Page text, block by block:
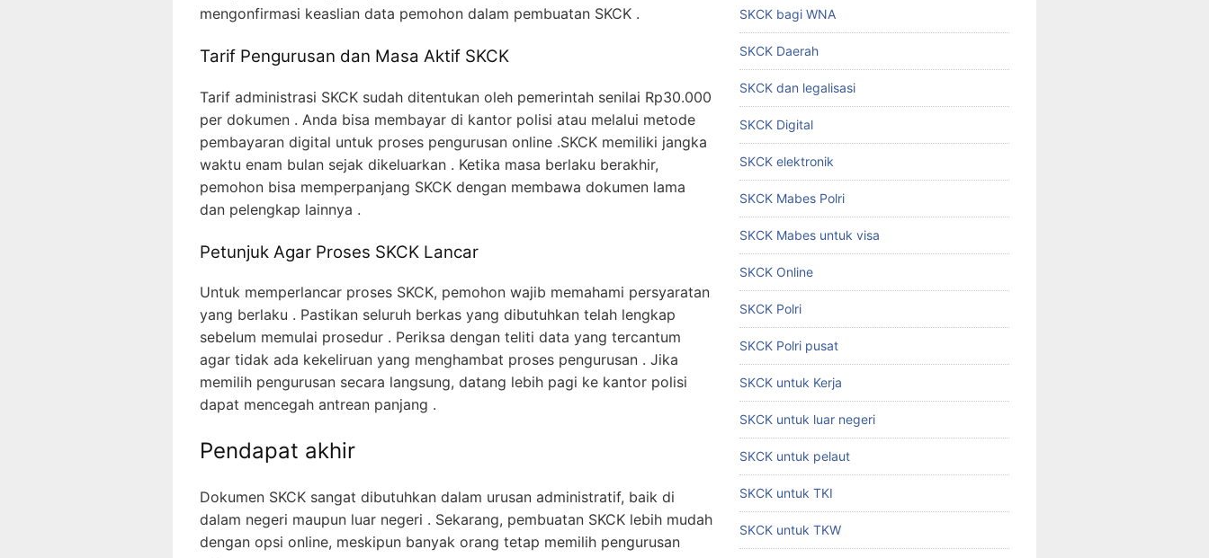
mengonfirmasi keaslian data pemohon dalam pembuatan SKCK .
Tarif Pengurusan dan Masa Aktif SKCK
Tarif administrasi SKCK sudah ditentukan oleh pemerintah senilai Rp30.000
per dokumen . Anda bisa membayar di kantor polisi atau melalui metode
pembayaran digital untuk proses pengurusan online .SKCK memiliki jangka
waktu enam bulan sejak dikeluarkan . Ketika masa berlaku berakhir,
pemohon bisa memperpanjang SKCK dengan membawa dokumen lama
dan pelengkap lainnya .
Petunjuk Agar Proses SKCK Lancar
Untuk memperlancar proses SKCK, pemohon wajib memahami persyaratan
yang berlaku . Pastikan seluruh berkas yang dibutuhkan telah lengkap
sebelum memulai prosedur . Periksa dengan teliti data yang tercantum
agar tidak ada kekeliruan yang menghambat proses pengurusan . Jika
memilih pengurusan secara langsung, datang lebih pagi ke kantor polisi
dapat mencegah antrean panjang .
Pendapat akhir
Dokumen SKCK sangat dibutuhkan dalam urusan administratif, baik di
dalam negeri maupun luar negeri . Sekarang, pembuatan SKCK lebih mudah
dengan opsi online, meskipun banyak orang tetap memilih pengurusan
SKCK bagi WNA
SKCK Daerah
SKCK dan legalisasi
SKCK Digital
SKCK elektronik
SKCK Mabes Polri
SKCK Mabes untuk visa
SKCK Online
SKCK Polri
SKCK Polri pusat
SKCK untuk Kerja
SKCK untuk luar negeri
SKCK untuk pelaut
SKCK untuk TKI
SKCK untuk TKW